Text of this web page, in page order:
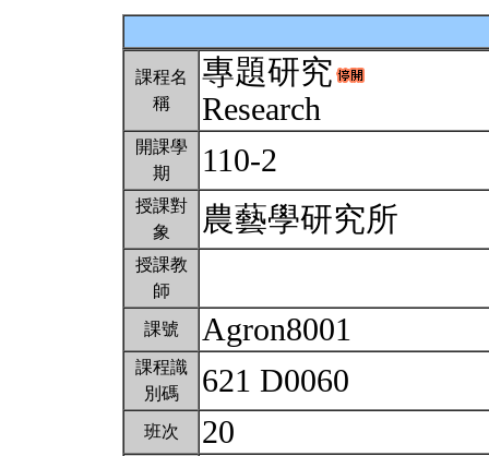
課程名
稱
專題研究
Research
開課學
期
110-2
授課對
象
農藝學研究所
授課教
師
課號 Agron8001
課程識
別碼
621 D0060
班次 20